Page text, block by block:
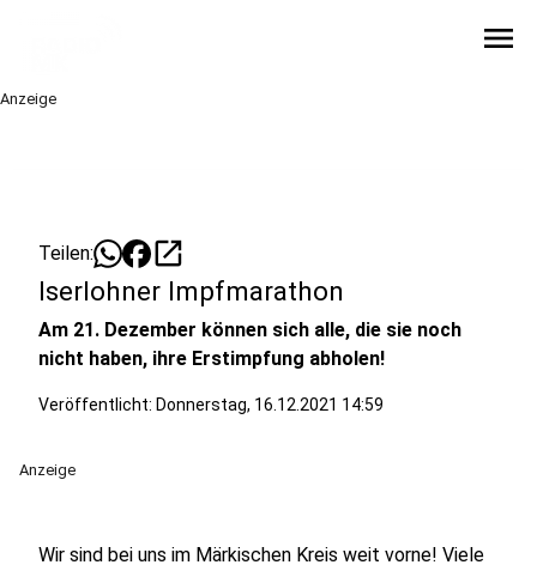
menu
Anzeige
Teilen: open_in_new
Iserlohner Impfmarathon
Am 21. Dezember können sich alle, die sie noch
nicht haben, ihre Erstimpfung abholen!
Veröffentlicht: Donnerstag, 16.12.2021 14:59
Anzeige
Wir sind bei uns im Märkischen Kreis weit vorne! Viele